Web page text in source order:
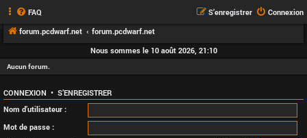
FAQ Connexion
S’enregistrer
forum.pcdwarf.net
forum.pcdwarf.net
Nous sommes le 10 août 2026, 21:10
Aucun forum.
CONNEXION • S’ENREGISTRER
Nom d’utilisateur :
Mot de passe :